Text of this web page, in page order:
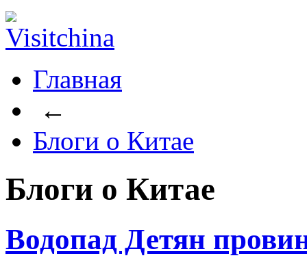
Главная
←
Блоги о Китае
Блоги о Китае
Водопад Детян